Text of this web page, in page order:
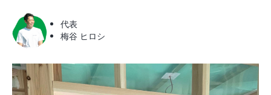
ラインナップ
WORK
VISIT
代表
梅谷 ヒロシ